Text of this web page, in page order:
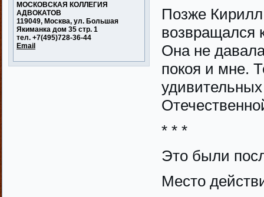
МОСКОВСКАЯ КОЛЛЕГИЯ
АДВОКАТОВ
119049, Москва, ул. Большая
Якиманка дом 35 стр. 1
тел. +7(495)728-36-44
Email
Позже
возвращался
Она не
покоя и мне.
* * *
Это были
Место